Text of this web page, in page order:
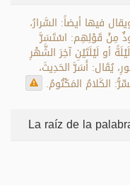
فيها أيضاً: السَّرارُ،
مِنْ قَوْلِهِم: اسْتَسَرَّ
أو لَيْلَتَيْنِ آخِرَ الشَّهْرِ
يُقَال: أَسَرَّ الحَدِيثَ،
الكَلامُ المَكْتُومُ.
La raíz de la